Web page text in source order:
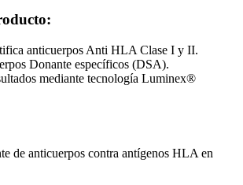
anticuerpos Anti HLA Clase I y II.
Donante específicos (DSA).
mediante tecnología Luminex®
de anticuerpos contra antígenos HLA en